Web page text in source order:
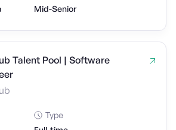
Mid-Senior
Talent Pool | Software
Type